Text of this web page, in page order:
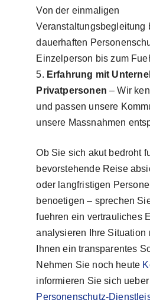
Von der einmaligen
Veranstaltungsbegleitung
dauerhaften
Einzelperson bis zum
Erfahrung mit
Privatpersonen – Wir
und passen unsere
unsere Massnahmen
Ob Sie sich akut bedroht
bevorstehende Reise
oder langfristigen
benoetigen – sprechen
fuehren ein vertrauliches
analysieren Ihre Situation
Ihnen ein transparentes
Nehmen Sie noch heute
informieren Sie sich
Personenschutz-